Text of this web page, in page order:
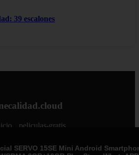
39 escalones
peliculas-gratis
SERVO 15SE Mini Android